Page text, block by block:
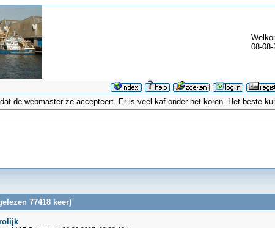
08-
de webmaster ze accepteert. Er is veel kaf onder het koren. Het beste
77418 keer)